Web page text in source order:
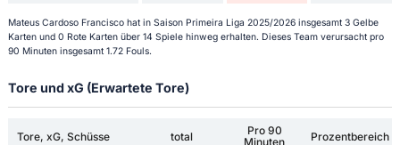
Mateus Cardoso Francisco hat in Saison Primeira Liga 2025/2026 insgesamt 3 Gelbe
Karten und 0 Rote Karten über 14 Spiele hinweg erhalten. Dieses Team verursacht pro
90 Minuten insgesamt 1.72 Fouls.
Tore und xG (Erwartete Tore)
Tore, xG, Schüsse total
Pro 90
Minuten
Prozentbereich